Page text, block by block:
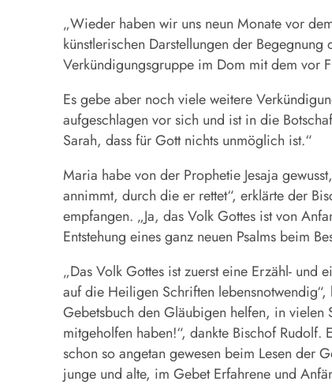
„Wieder haben wir uns neun Monate vor
künstlerischen Darstellungen der
Verkündigungsgruppe im Dom mit dem vor
Es gebe aber noch viele weitere
aufgeschlagen vor sich und ist in die
Sarah, dass für Gott nichts unmöglich ist.“
Maria habe von der Prophetie Jesaja
annimmt, durch die er rettet“, erklärte der
empfangen. „Ja, das Volk Gottes ist von
Entstehung eines ganz neuen Psalms beim
„Das Volk Gottes ist zuerst eine Erzähl- und
auf die Heiligen Schriften
Gebetsbuch den Gläubigen helfen, in vielen
mitgeholfen haben!“, dankte Bischof Rudolf.
schon so angetan gewesen beim Lesen der
junge und alte, im Gebet Erfahrene und